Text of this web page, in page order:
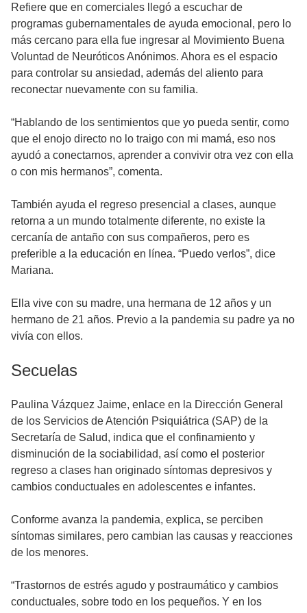
Refiere que en comerciales llegó a escuchar de
programas gubernamentales de ayuda emocional, pero lo
más cercano para ella fue ingresar al Movimiento Buena
Voluntad de Neuróticos Anónimos. Ahora es el espacio
para controlar su ansiedad, además del aliento para
reconectar nuevamente con su familia.
“Hablando de los sentimientos que yo pueda sentir, como
que el enojo directo no lo traigo con mi mamá, eso nos
ayudó a conectarnos, aprender a convivir otra vez con ella
o con mis hermanos”, comenta.
También ayuda el regreso presencial a clases, aunque
retorna a un mundo totalmente diferente, no existe la
cercanía de antaño con sus compañeros, pero es
preferible a la educación en línea. “Puedo verlos”, dice
Mariana.
Ella vive con su madre, una hermana de 12 años y un
hermano de 21 años. Previo a la pandemia su padre ya no
vivía con ellos.
Secuelas
Paulina Vázquez Jaime, enlace en la Dirección General
de los Servicios de Atención Psiquiátrica (SAP) de la
Secretaría de Salud, indica que el confinamiento y
disminución de la sociabilidad, así como el posterior
regreso a clases han originado síntomas depresivos y
cambios conductuales en adolescentes e infantes.
Conforme avanza la pandemia, explica, se perciben
síntomas similares, pero cambian las causas y reacciones
de los menores.
“Trastornos de estrés agudo y postraumático y cambios
conductuales, sobre todo en los pequeños. Y en los